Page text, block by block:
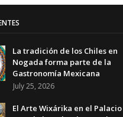
La tradición de los Chiles en
Nogada forma parte de la
Gastronomía Mexicana
July 25, 2026
El Arte Wixárika en el Palacio